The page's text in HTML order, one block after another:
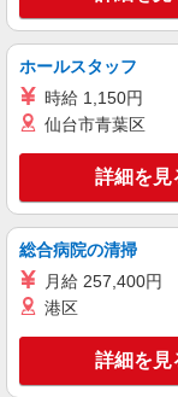
キープ
紹介予定派遣
パーソルテンプスタ
（岡崎）/26-0614295
≪
キープ
ホールスタッフ
時給 1,150円
仙台市青葉区
詳細を見
総合病院の清掃
月給 257,400円
港区
詳細を見